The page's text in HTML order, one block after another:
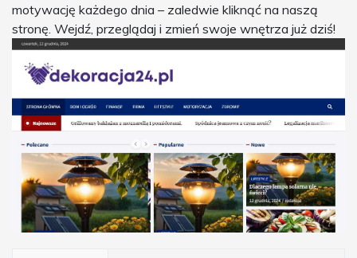
motywację każdego dnia – zaledwie kliknąć na naszą
stronę. Wejdź, przeglądaj i zmień swoje wnętrza już dziś!